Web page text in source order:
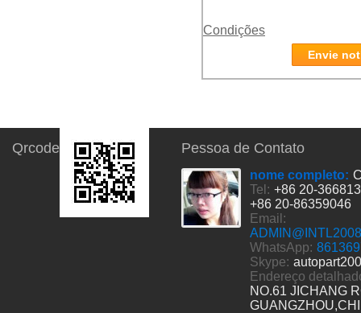
Condições
Envie
Qrcode Pessoa de Contato
nome completo:
Tel: +86 20-
+86 20-86359046
Email:
WhatsApp:
Skype:
Endereço
NO.61 JICHANG